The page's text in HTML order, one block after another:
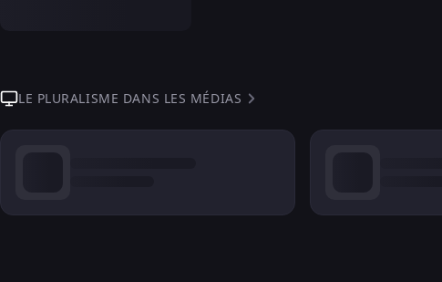
LE PLURALISME DANS LES MÉDIAS